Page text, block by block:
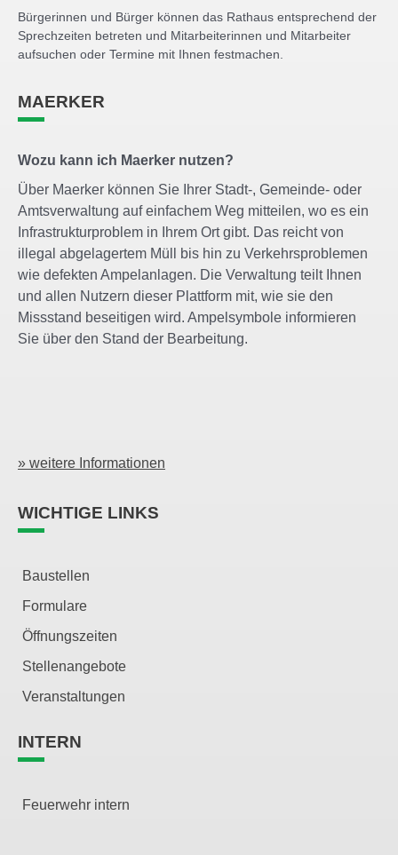
Bürgerinnen und Bürger können das Rathaus entsprechend der
Sprechzeiten betreten und Mitarbeiterinnen und Mitarbeiter
aufsuchen oder Termine mit Ihnen festmachen.
MAERKER
Wozu kann ich Maerker nutzen?
Über Maerker können Sie Ihrer Stadt-, Gemeinde- oder
Amtsverwaltung auf einfachem Weg mitteilen, wo es ein
Infrastrukturproblem in Ihrem Ort gibt. Das reicht von
illegal abgelagertem Müll bis hin zu Verkehrsproblemen
wie defekten Ampelanlagen. Die Verwaltung teilt Ihnen
und allen Nutzern dieser Plattform mit, wie sie den
Missstand beseitigen wird. Ampelsymbole informieren
Sie über den Stand der Bearbeitung.
» weitere Informationen
WICHTIGE LINKS
Baustellen
Formulare
Öffnungszeiten
Stellenangebote
Veranstaltungen
INTERN
Feuerwehr intern